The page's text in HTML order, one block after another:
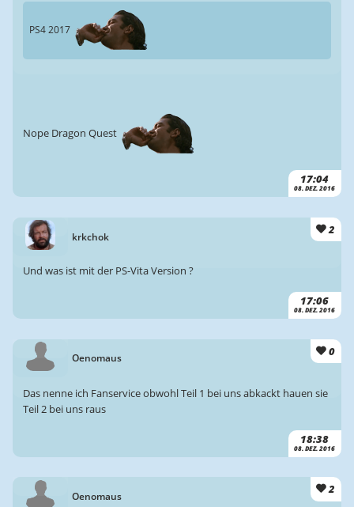
17:04
08. DEZ. 2016
PS4 2017
Nope Dragon Quest
krkchok
2
17:06
08. DEZ. 2016
Und was ist mit der PS-Vita Version ?
Oenomaus 0
18:38
08. DEZ. 2016
Das nenne ich Fanservice obwohl Teil 1 bei uns abkackt hauen sie
Teil 2 bei uns raus
Oenomaus 2